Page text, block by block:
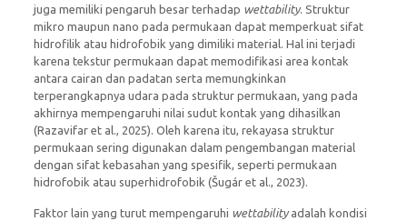
juga memiliki pengaruh besar terhadap wettability. Struktur
mikro maupun nano pada permukaan dapat memperkuat sifat
hidrofilik atau hidrofobik yang dimiliki material. Hal ini terjadi
karena tekstur permukaan dapat memodifikasi area kontak
antara cairan dan padatan serta memungkinkan
terperangkapnya udara pada struktur permukaan, yang pada
akhirnya mempengaruhi nilai sudut kontak yang dihasilkan
(Razavifar et al., 2025). Oleh karena itu, rekayasa struktur
permukaan sering digunakan dalam pengembangan material
dengan sifat kebasahan yang spesifik, seperti permukaan
hidrofobik atau superhidrofobik (Šugár et al., 2023).
Faktor lain yang turut mempengaruhi wettabilityadalah kondisi